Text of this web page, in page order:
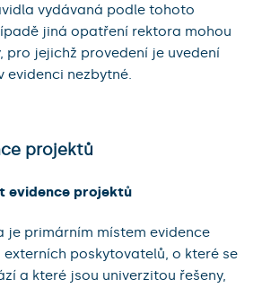
vydávaná podle tohoto
jiná opatření rektora mohou
pro jejichž provedení je uvedení
nezbytné.
projektů
evidence projektů
je primárním místem evidence
poskytovatelů, o které se
a které jsou univerzitou řešeny,